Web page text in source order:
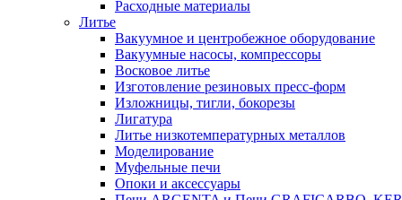
Расходные материалы
Литье
Вакуумное и центробежное оборудование
Вакуумные насосы, компрессоры
Восковое литье
Изготовление резиновых пресс-форм
Изложницы, тигли, бокорезы
Лигатура
Литье низкотемпературных металлов
Моделирование
Муфельные печи
Опоки и аксессуары